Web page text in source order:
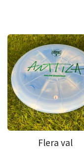
Flera val